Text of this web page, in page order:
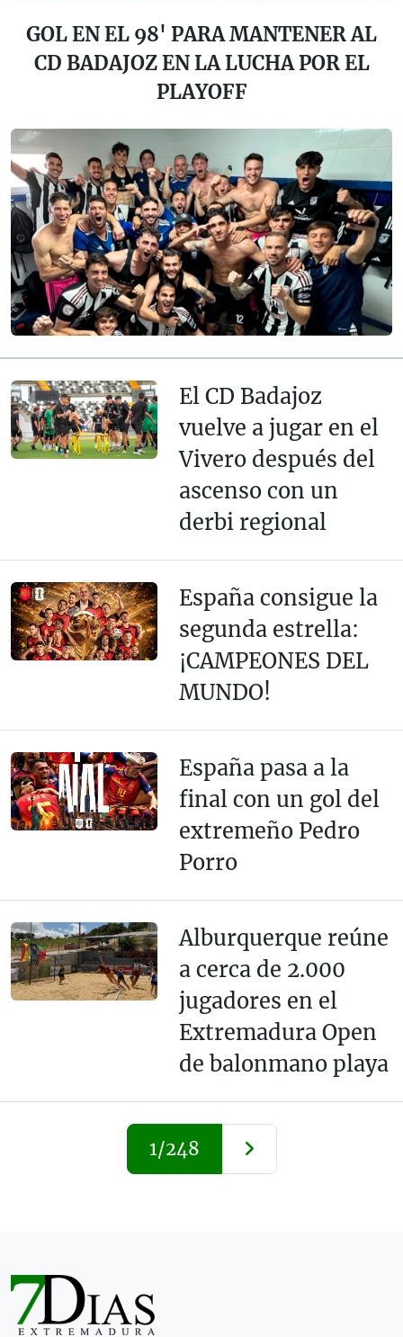
GOL EN EL 98' PARA MANTENER AL
CD BADAJOZ EN LA LUCHA POR EL
PLAYOFF
El CD Badajoz
vuelve a jugar en el
Vivero después del
ascenso con un
derbi regional
España consigue la
segunda estrella:
¡CAMPEONES DEL
MUNDO!
España pasa a la
final con un gol del
extremeño Pedro
Porro
Alburquerque reúne
a cerca de 2.000
jugadores en el
Extremadura Open
de balonmano playa
1/248